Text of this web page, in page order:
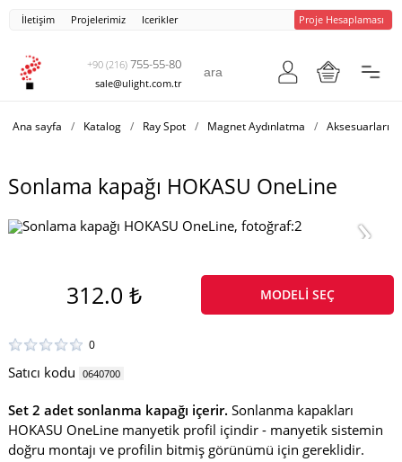
İletişim Projelerimiz Icerikler Proje Hesaplaması
+90 (216) 755-55-80
sale@ulight.com.tr
Ana sayfa / Katalog / Ray Spot / Magnet Aydınlatma / Aksesuarları
Sonlama kapağı HOKASU OneLine
312.0 ₺ MODELI SEÇ
0
Satıcı kodu 0640700
Set 2 adet sonlanma kapağı içerir. Sonlanma kapakları
HOKASU OneLine manyetik profil içindir - manyetik sistemin
doğru montajı ve profilin bitmiş görünümü için gereklidir.